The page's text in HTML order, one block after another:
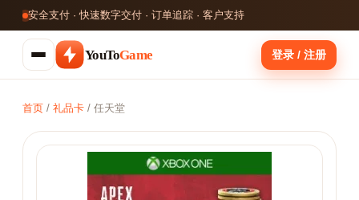
安全支付 · 快速数字交付 · 订单追踪 · 客户支持
YouToGame 登录 / 注册
首页 / 礼品卡 / 任天堂